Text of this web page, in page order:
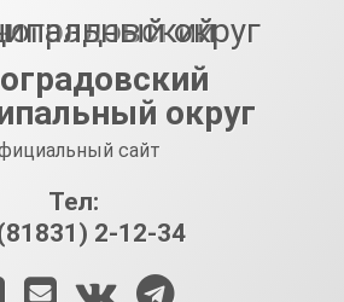
округ
сайт
Тел:
2-12-34
RSSE-mailВКонтакте
Telegram